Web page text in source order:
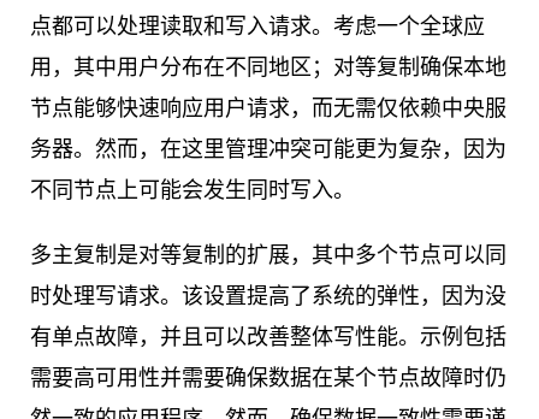
点都可以处理读取和写入请求。考虑一个全球应
用，其中用户分布在不同地区；对等复制确保本地
节点能够快速响应用户请求，而无需仅依赖中央服
务器。然而，在这里管理冲突可能更为复杂，因为
不同节点上可能会发生同时写入。
多主复制是对等复制的扩展，其中多个节点可以同
时处理写请求。该设置提高了系统的弹性，因为没
有单点故障，并且可以改善整体写性能。示例包括
需要高可用性并需要确保数据在某个节点故障时仍